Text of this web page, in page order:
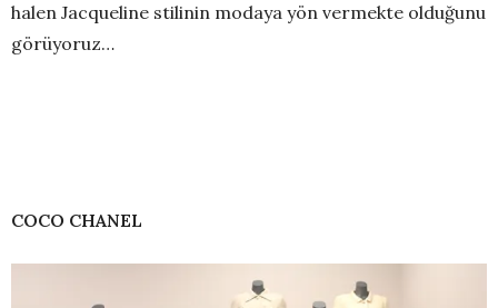
halen Jacqueline stilinin modaya yön vermekte olduğunu
görüyoruz…
COCO CHANEL